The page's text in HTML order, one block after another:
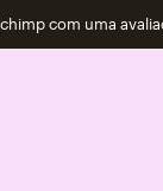
com uma